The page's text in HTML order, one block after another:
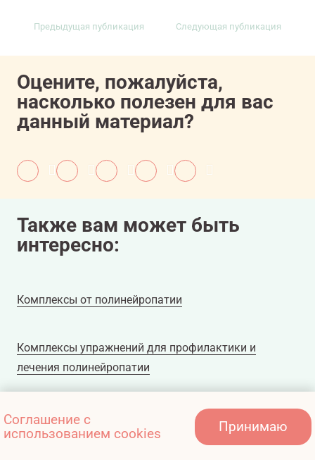
Предыдущая публикация Следующая публикация
Оцените, пожалуйста,
насколько полезен для вас
данный материал?
Также вам может быть
интересно:
Комплексы от полинейропатии
Комплексы упражнений для профилактики и
лечения полинейропатии
Комплексы упражнений для профилактики и
лечения полинейропатии
Соглашение с
использованием cookies
Принимаю